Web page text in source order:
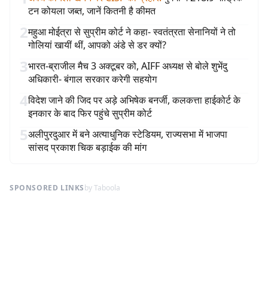
टन कोयला जब्त, जानें कितनी है कीमत
2महुआ मोईत्रा से सुप्रीम कोर्ट ने कहा- स्वतंत्रता सेनानियों ने तो
गोलियां खायीं थीं, आपको अंडे से डर क्यों?
3भारत-ब्राजील मैच 3 अक्टूबर को, AIFF अध्यक्ष से बोले शुभेंदु
अधिकारी- बंगाल सरकार करेगी सहयोग
4विदेश जाने की जिद पर अड़े अभिषेक बनर्जी, कलकत्ता हाईकोर्ट के
इनकार के बाद फिर पहुंचे सुप्रीम कोर्ट
5अलीपुरदुआर में बने अत्याधुनिक स्टेडियम, राज्यसभा में भाजपा
सांसद प्रकाश चिक बड़ाईक की मांग
SPONSORED LINKSby Taboola